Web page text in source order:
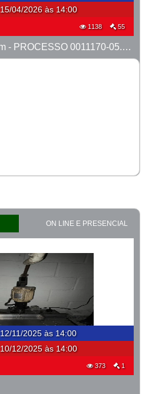
15/04/2026 às 14:00
1138 55
LOTE 13 - Imóvel Betim - PROCESSO 0011170-05.2025-2ª BETIM
ON LINE E PRESENCIAL
12/11/2025 às 14:00
10/12/2025 às 14:00
373 1